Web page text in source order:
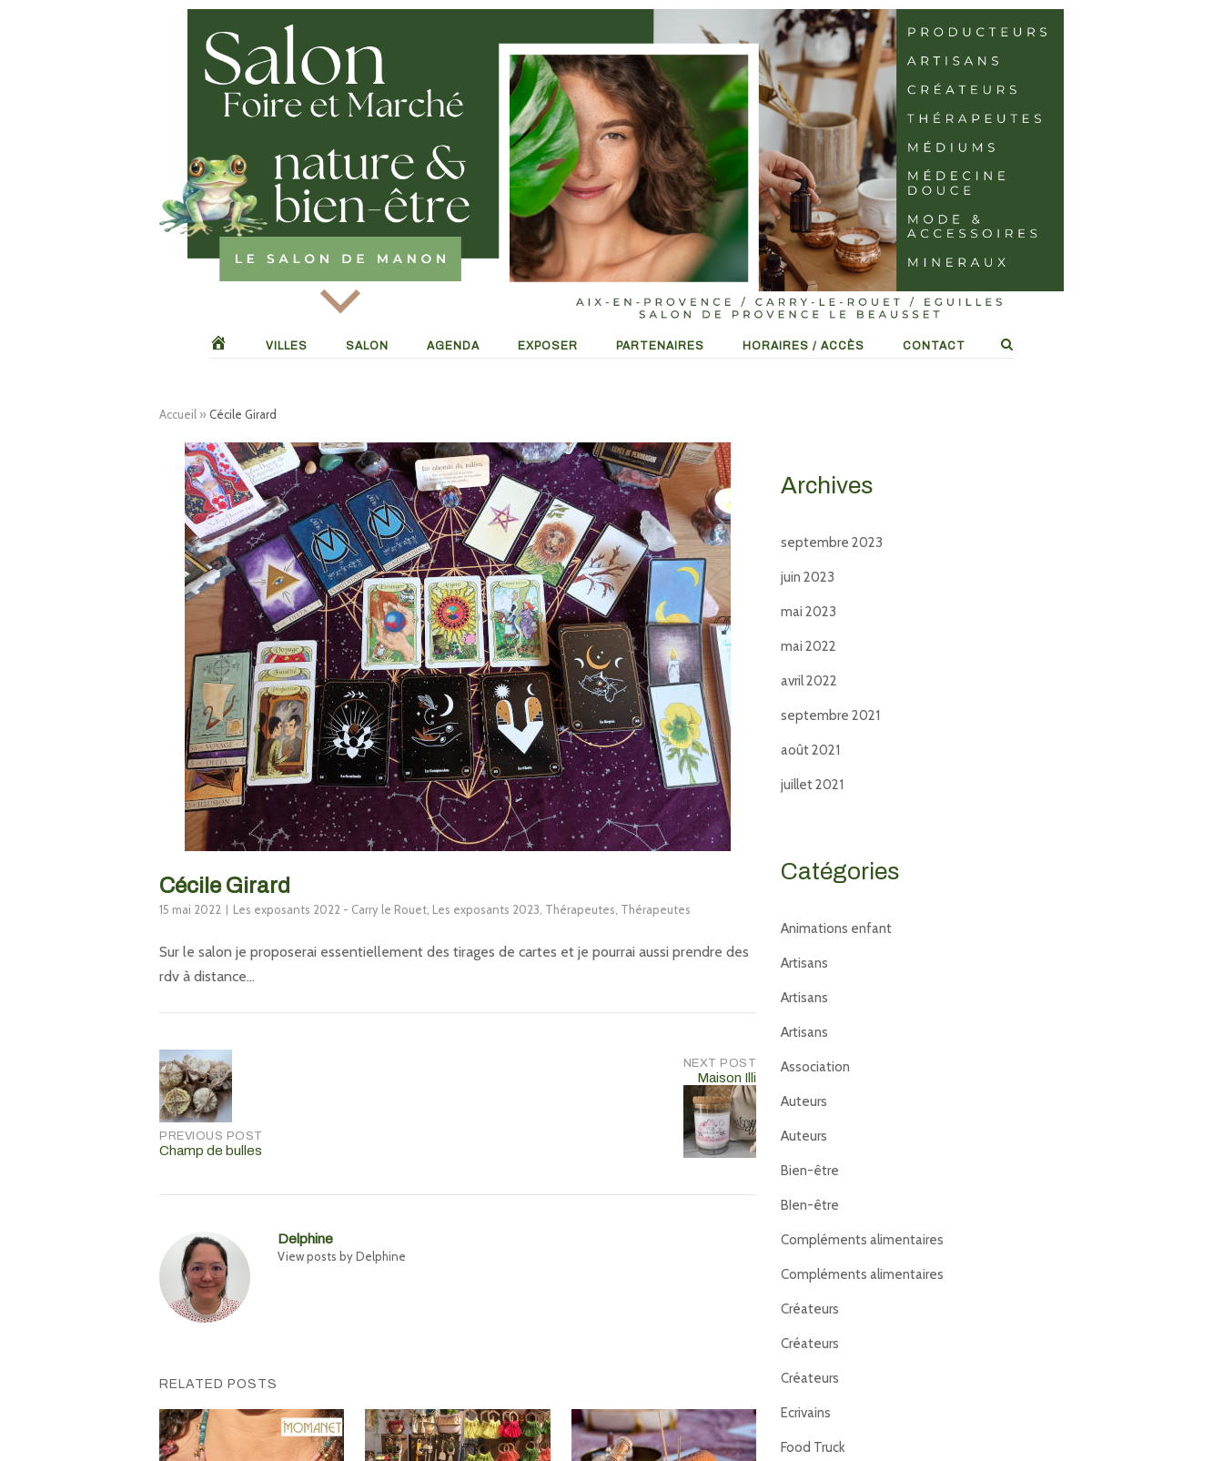
VILLES SALON AGENDA EXPOSER PARTENAIRES HORAIRES / ACCÈS CONTACT
Accueil » Cécile Girard
Cécile Girard
15 mai 2022 Les exposants 2022 - Carry le Rouet Les exposants 2023 Thérapeutes Thérapeutes
Sur le salon je proposerai essentiellement des tirages de cartes et je pourrai aussi prendre des
rdv à distance…
Post
navigation
PREVIOUS POST
Champ de bulles
NEXT POST
Maison Illi
Delphine
View posts by Delphine
RELATED POSTS
Archives
septembre 2023
juin 2023
mai 2023
mai 2022
avril 2022
septembre 2021
août 2021
juillet 2021
Catégories
Animations enfant
Artisans
Artisans
Artisans
Association
Auteurs
Auteurs
Bien-être
BIen-être
Compléments alimentaires
Compléments alimentaires
Créateurs
Créateurs
Créateurs
Ecrivains
Food Truck